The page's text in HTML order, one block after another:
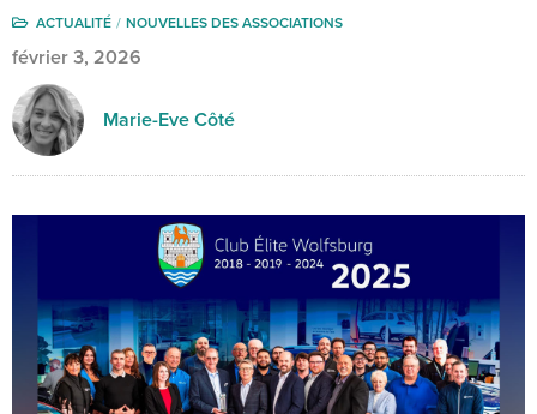
ACTUALITÉ NOUVELLES DES ASSOCIATIONS
février 3, 2026
Marie-Eve Côté